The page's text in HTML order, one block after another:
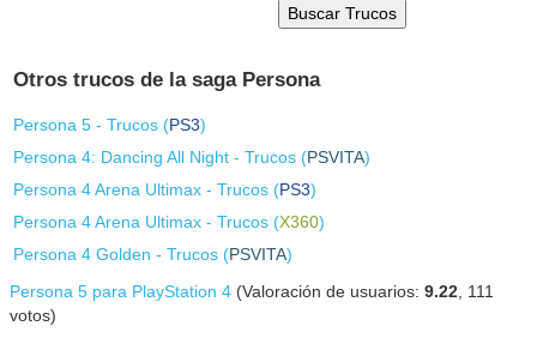
Buscar Trucos
Otros trucos de la saga Persona
Persona 5 - Trucos (PS3)
Persona 4: Dancing All Night - Trucos (PSVITA)
Persona 4 Arena Ultimax - Trucos (PS3)
Persona 4 Arena Ultimax - Trucos (X360)
Persona 4 Golden - Trucos (PSVITA)
Persona 5 para PlayStation 4 (Valoración de usuarios:9.22 111
votos)